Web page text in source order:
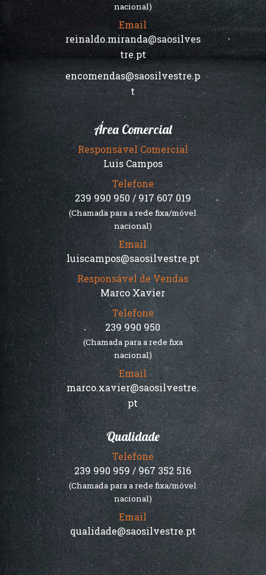
nacional)
Email
reinaldo.miranda@saosilves
tre.pt
encomendas@saosilvestre.p
t
Área Comercial
Responsável Comercial
Luis Campos
Telefone
239 990 950 / 917 607 019
(Chamada para a rede fixa/móvel
nacional)
Email
luiscampos@saosilvestre.pt
Responsável de Vendas
Marco Xavier
Telefone
239 990 950
(Chamada para a rede fixa
nacional)
Email
marco.xavier@saosilvestre.
pt
Qualidade
Telefone
239 990 959 / 967 352 516
(Chamada para a rede fixa/móvel
nacional)
Email
qualidade@saosilvestre.pt